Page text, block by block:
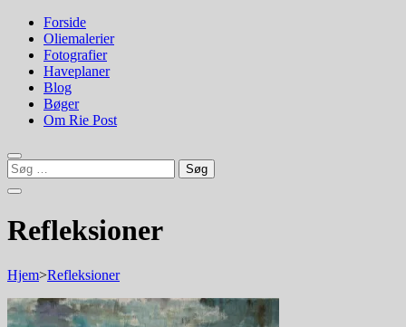
Forside
Oliemalerier
Fotografier
Haveplaner
Blog
Bøger
Om Rie Post
Søg
efter:
Refleksioner
Hjem>Refleksioner